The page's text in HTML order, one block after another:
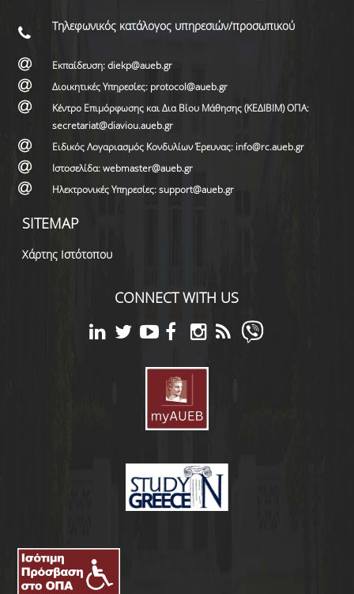
Τηλεφωνικός κατάλογος υπηρεσιών/προσωπικού
Εκπαίδευση: diekp@aueb.gr
Διοικητικές Υπηρεσίες: protocol@aueb.gr
Κέντρο Επιμόρφωσης και Δια Βίου Μάθησης (ΚΕΔΙΒΙΜ) ΟΠΑ:
secretariat@diaviou.aueb.gr
Ειδικός Λογαριασμός Κονδυλίων Έρευνας: info@rc.aueb.gr
Ιστοσελίδα: webmaster@aueb.gr
Ηλεκτρονικές Υπηρεσίες: support@aueb.gr
SITEMAP
Χάρτης Ιστότοπου
CONNECT WITH US